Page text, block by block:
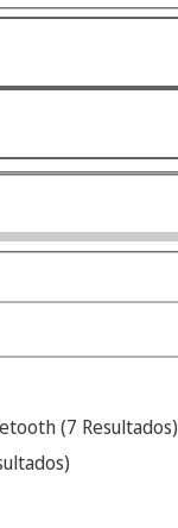
(7 Resultados)
)